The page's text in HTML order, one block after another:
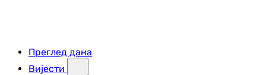
Преглед дана
Вијести